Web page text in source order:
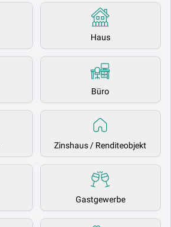
Haus
Büro
Zinshaus / Renditeobjekt
Gastgewerbe